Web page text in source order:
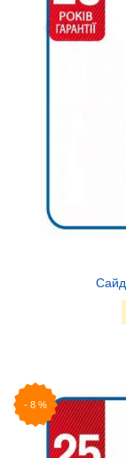
- 8 %